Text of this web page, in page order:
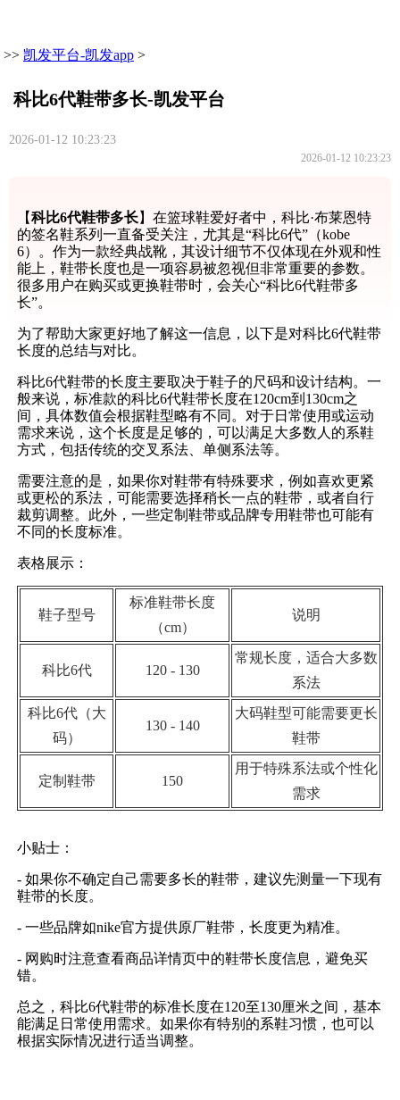
>> 凯发平台-凯发app >
科比6代鞋带多长-凯发平台
2026-01-12 10:23:23
2026-01-12 10:23:23
【科比6代鞋带多长】在篮球鞋爱好者中，科比·布莱恩特
的签名鞋系列一直备受关注，尤其是“科比6代”（kobe
6）。作为一款经典战靴，其设计细节不仅体现在外观和性
能上，鞋带长度也是一项容易被忽视但非常重要的参数。
很多用户在购买或更换鞋带时，会关心“科比6代鞋带多
长”。
为了帮助大家更好地了解这一信息，以下是对科比6代鞋带
长度的总结与对比。
科比6代鞋带的长度主要取决于鞋子的尺码和设计结构。一
般来说，标准款的科比6代鞋带长度在120cm到130cm之
间，具体数值会根据鞋型略有不同。对于日常使用或运动
需求来说，这个长度是足够的，可以满足大多数人的系鞋
方式，包括传统的交叉系法、单侧系法等。
需要注意的是，如果你对鞋带有特殊要求，例如喜欢更紧
或更松的系法，可能需要选择稍长一点的鞋带，或者自行
裁剪调整。此外，一些定制鞋带或品牌专用鞋带也可能有
不同的长度标准。
表格展示：
鞋子型号
标准鞋带长度
（cm）
说明
科比6代 120 - 130
常规长度，适合大多数
系法
科比6代（大
码）
130 - 140
大码鞋型可能需要更长
鞋带
定制鞋带 150
用于特殊系法或个性化
需求
小贴士：
- 如果你不确定自己需要多长的鞋带，建议先测量一下现有
鞋带的长度。
- 一些品牌如nike官方提供原厂鞋带，长度更为精准。
- 网购时注意查看商品详情页中的鞋带长度信息，避免买
错。
总之，科比6代鞋带的标准长度在120至130厘米之间，基本
能满足日常使用需求。如果你有特别的系鞋习惯，也可以
根据实际情况进行适当调整。